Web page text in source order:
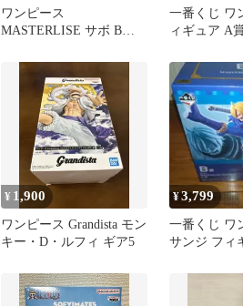
ワンピース
MASTERLISE サボ B賞
一番くじ ワ
ィギュア A
¥ 1,900
ワンピース Grandista モン
キー・D・ルフィ ギア5
¥3,799
一番くじ ワ
サンジ フィ